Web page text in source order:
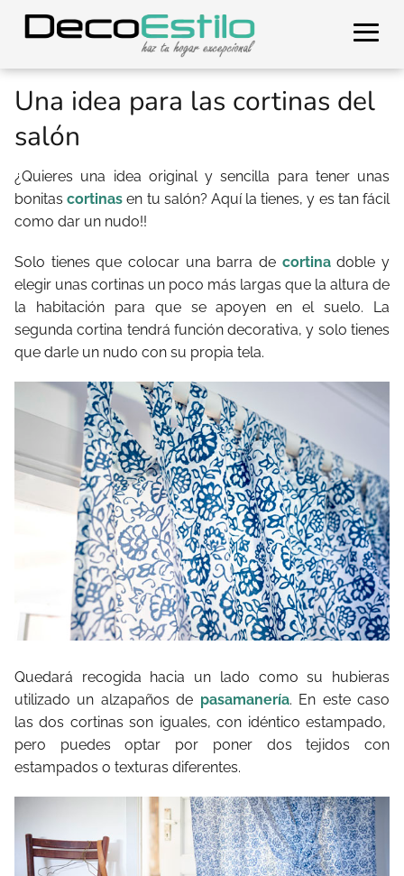
Una idea para las cortinas del
salón
¿Quieres una idea original y sencilla para tener unas
bonitascortinas en tu salón? Aquí la tienes, y es tan fácil
como dar un nudo!!
Solo tienes que colocar una barra de cortinadoble y
elegir unas cortinas un poco más largas que la altura de
la habitación para que se apoyen en el suelo. La
segunda cortina tendrá función decorativa, y solo tienes
que darle un nudo con su propia tela.
Quedará recogida hacia un lado como su hubieras
utilizado un alzapaños de pasamanería. En este caso
las dos cortinas son iguales, con idéntico estampado,
pero puedes optar por poner dos tejidos con
estampados o texturas diferentes.